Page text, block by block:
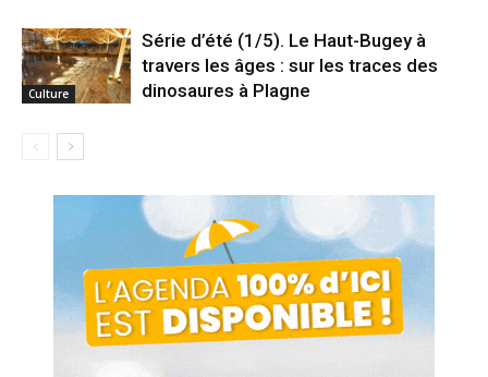
Culture
Série d’été (1/5). Le Haut-Bugey à
travers les âges : sur les traces des
dinosaures à Plagne